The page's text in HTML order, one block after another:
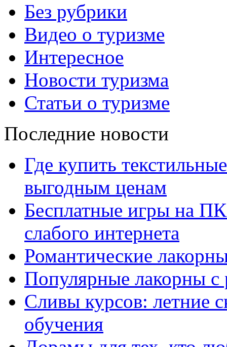
Без рубрики
Видео о туризме
Интересное
Новости туризма
Статьи о туризме
Последние новости
Где купить
выгодным ценам
Бесплатные игры на
слабого интернета
Романтические
Популярные лакорны с
Сливы курсов: летние
обучения